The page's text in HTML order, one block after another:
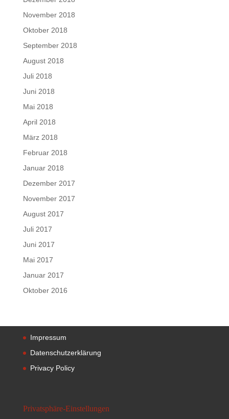
November 2018
Oktober 2018
September 2018
August 2018
Juli 2018
Juni 2018
Mai 2018
April 2018
März 2018
Februar 2018
Januar 2018
Dezember 2017
November 2017
August 2017
Juli 2017
Juni 2017
Mai 2017
Januar 2017
Oktober 2016
Impressum
Datenschutzerklärung
Privacy Policy
Privatsphäre-Einstellungen